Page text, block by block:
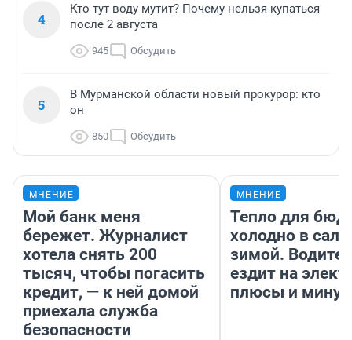
4
Кто тут воду мутит? Почему нельзя купаться
после 2 августа
945 Обсудить
5
В Мурманской области новый прокурор: кто
он
850 Обсудить
МНЕНИЕ
Мой банк меня
бережет. Журналист
хотела снять 200
тысяч, чтобы погасить
кредит, — к ней домой
приехала служба
безопасности
МНЕНИЕ
Тепло для
холодно в
зимой.
ездит на
плюсы и